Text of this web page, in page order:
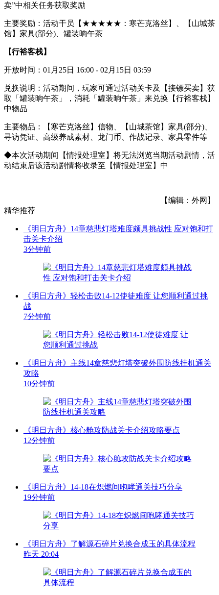
卖”中相关任务获取奖励
主要奖励：活动干员【★★★★★：寒芒克洛丝】、【山城茶
馆】家具(部分)、罐装晌午茶
【行裕客栈】
开放时间：01月25日 16:00 - 02月15日 03:59
兑换说明：活动期间，玩家可通过活动关卡及【接镖买卖】获
取「罐装晌午茶」，消耗「罐装晌午茶」来兑换【行裕客栈】
中物品
主要物品：【寒芒克洛丝】信物、【山城茶馆】家具(部分)、
寻访凭证、高级养成素材、龙门币、作战记录、家具零件等
◆本次活动期间【情报处理室】将无法浏览当期活动剧情，活
动结束后该活动剧情将收录至【情报处理室】中
【编辑：外网】
精华推荐
《明日方舟》14章慈悲灯塔难度颇具挑战性 应对饱和打
击关卡介绍
3分钟前
《明日方舟》轻松击败14-12使徒难度 让您顺利通过挑
战
7分钟前
《明日方舟》主线14章慈悲灯塔突破外围防线挂机通关
攻略
10分钟前
《明日方舟》核心舱攻防战关卡介绍攻略要点
12分钟前
《明日方舟》14-18在炽燃间咆哮通关技巧分享
19分钟前
《明日方舟》了解源石碎片兑换合成玉的具体流程
昨天 20:04